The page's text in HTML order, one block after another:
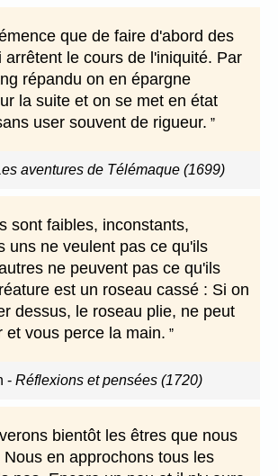
que de faire d'abord des
arrêtent le cours de l'iniquité. Par
répandu on en épargne
la suite et on se met en état
user souvent de rigueur.
aventures de Télémaque (1699)
sont faibles, inconstants,
uns ne veulent pas ce qu'ils
ne peuvent pas ce qu'ils
est un roseau cassé : Si on
dessus, le roseau plie, ne peut
et vous perce la main.
- Réflexions et pensées (1720)
bientôt les êtres que nous
en approchons tous les